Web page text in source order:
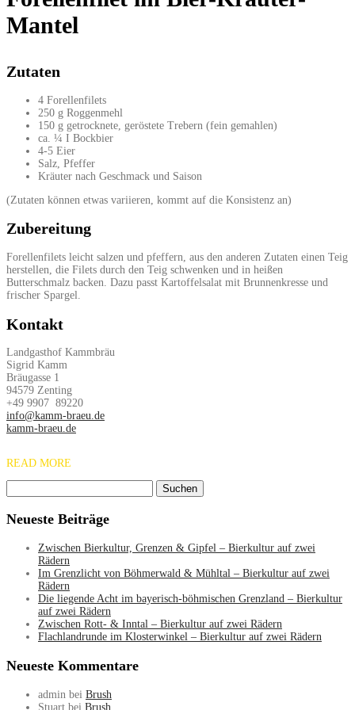
Mantel
Zutaten
4 Forellenfilets
250 g Roggenmehl
150 g getrocknete, geröstete Trebern (fein gemahlen)
ca. ¼ I Bockbier
4-5 Eier
Salz, Pfeffer
Kräuter nach Geschmack und Saison
(Zutaten können etwas variieren, kommt auf die Konsistenz an)
Zubereitung
Forellenfilets leicht salzen und pfeffern, aus den anderen Zutaten einen Teig
herstellen, die Filets durch den Teig schwenken und in heißen
Butterschmalz backen. Dazu passt Kartoffelsalat mit Brunnenkresse und
frischer Spargel.
Kontakt
Landgasthof Kammbräu
Sigrid Kamm
Bräugasse 1
94579 Zenting
+49 9907 89220
info@kamm-braeu.de
kamm-braeu.de
READ MORE
nach:
Neueste Beiträge
Zwischen Bierkultur, Grenzen & Gipfel – Bierkultur auf zwei
Rädern
Im Grenzlicht von Böhmerwald & Mühltal – Bierkultur auf zwei
Rädern
Die liegende Acht im bayerisch-böhmischen Grenzland – Bierkultur
auf zwei Rädern
Zwischen Rott- & Inntal – Bierkultur auf zwei Rädern
Flachlandrunde im Klosterwinkel – Bierkultur auf zwei Rädern
Neueste Kommentare
admin bei Brush
Stuart bei Brush